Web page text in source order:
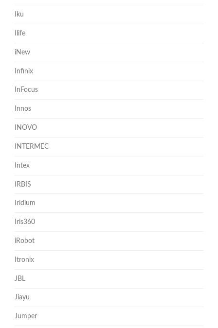
Iku
Ilife
iNew
Infinix
InFocus
Innos
INOVO
INTERMEC
Intex
IRBIS
Iridium
Iris360
iRobot
Itronix
JBL
Jiayu
Jumper